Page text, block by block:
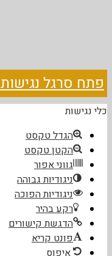
פתח סרגל נגישות
כלי נגישות
הגדל טקסט
הקטן טקסט
גווני אפור
ניגודיות גבוהה
ניגודיות הפוכה
רקע בהיר
הדגשת קישורים
פונט קריא
איפוס